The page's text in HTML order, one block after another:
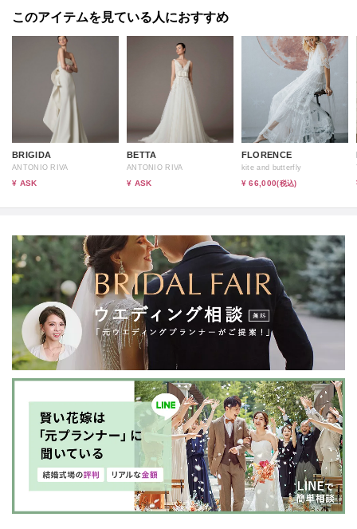
このアイテムを見ている人におすすめ
BRIGIDA
ANTONIO RIVA
¥ ASK
BETTA
ANTONIO RIVA
¥ ASK
FLORENCE
kite and butterfly
¥ 66,000(税込)